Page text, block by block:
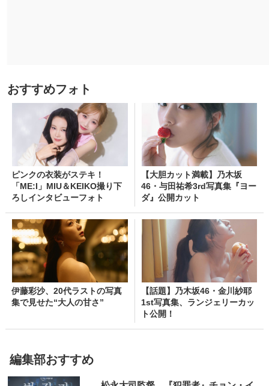
おすすめフォト
ピンクの衣装がステキ！
「ME:I」MIU＆KEIKO撮り下
ろしインタビューフォト
【大胆カット満載】乃木坂
46・与田祐希3rd写真集『ヨー
ダ』公開カット
伊藤彩沙、20代ラストの写真
集で見せた“大人の甘さ”
【話題】乃木坂46・金川紗耶
1st写真集、ランジェリーカッ
ト公開！
編集部おすすめ